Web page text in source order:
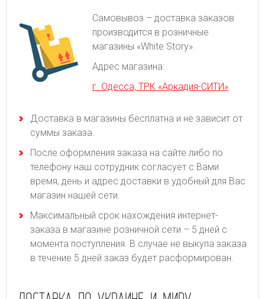
Самовывоз – доставка заказов
производится в розничные
магазины «White Story».
Адрес магазина:
г. Одесса, ТРК «Аркадия-СИТИ»
Доставка в магазины бесплатна и не зависит от
суммы заказа.
После оформления заказа на сайте либо по
телефону наш сотрудник согласует с Вами
время, день и адрес доставки в удобный для Вас
магазин нашей сети.
Максимальный срок нахождения интернет-
заказа в магазине розничной сети – 5 дней с
момента поступления. В случае не выкупа заказа
в течение 5 дней заказ будет расформирован.